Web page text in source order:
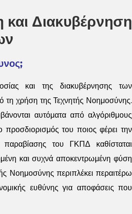
και Διακυβέρνηση
και της διακυβέρνησης των
τη χρήση της Τεχνητής Νοημοσύνης.
αυτόματα από αλγόριθμους
του ποιος φέρει την
του ΓΚΠΔ καθίσταται
και συχνά αποκεντρωμένη φύση
Νοημοσύνης περιπλέκει περαιτέρω
ευθύνης για αποφάσεις που